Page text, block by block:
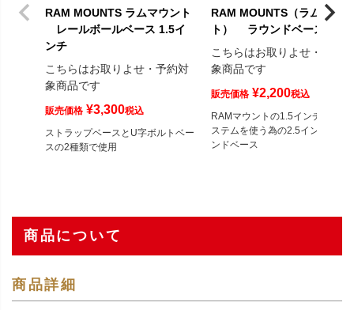
RAM MOUNTS ラムマウント
レールボールベース 1.5イ
ンチ
こちらはお取りよせ・予約対
象商品です
販売価格 ¥3,300税込
ストラップベースとU字ボルトベー
スの2種類で使用
RAM MOUNTS（ラムマウン
ト） ラウンドベース1.5ｲﾝ
こちらはお取りよせ・予約対
象商品です
販売価格 ¥2,200税込
RAMマウントの1.5インチボール
ステムを使う為の2.5インチのラ
ンドベース
商品について
商品詳細